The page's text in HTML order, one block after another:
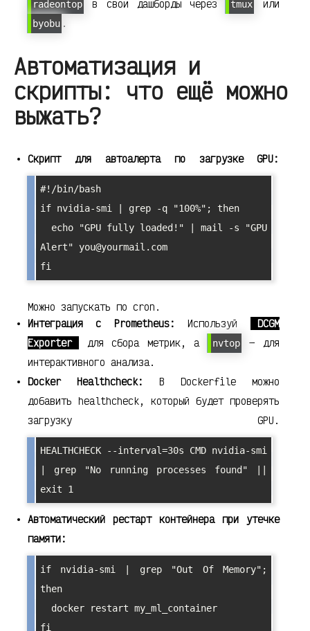
radeontop в свои дашборды через tmux или
byobu .
Автоматизация и
скрипты: что ещё можно
выжать?
Скрипт для автоалерта по загрузке GPU:
#!/bin/bash
if nvidia-smi | grep -q "100%"; then
Alert" you@yourmail.com
fi
Можно запускать по cron.
Интеграция с Prometheus: Используй
DCGM
Exporter
для сбора метрик, а nvtop
— для
интерактивного анализа.
Docker Healthcheck: В Dockerfile можно
добавить healthcheck, который будет проверять
загрузку GPU.
HEALTHCHECK --interval=30s CMD nvidia-smi
| grep "No running processes found" ||
exit 1
Автоматический рестарт контейнера при утечке
памяти:
if nvidia-smi | grep "Out Of Memory";
then